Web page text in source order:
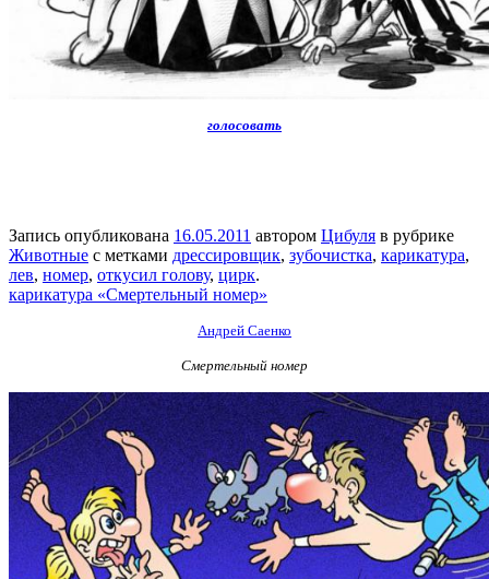
голосовать
Запись опубликована 16.05.2011 автором Цибуля в рубрике
Животные с метками дрессировщик, зубочистка, карикатура,
лев, номер, откусил голову, цирк.
карикатура «Смертельный номер»
Андрей Саенко
Смертельный номер